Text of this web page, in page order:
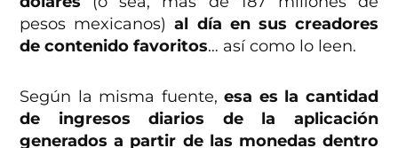
pesos mexicanos)al día en sus creadores
de contenido favoritos… así como lo leen.
Según la misma fuente,esa es la cantidad
de ingresos diarios de la aplicación
generados a partir de las monedas dentro